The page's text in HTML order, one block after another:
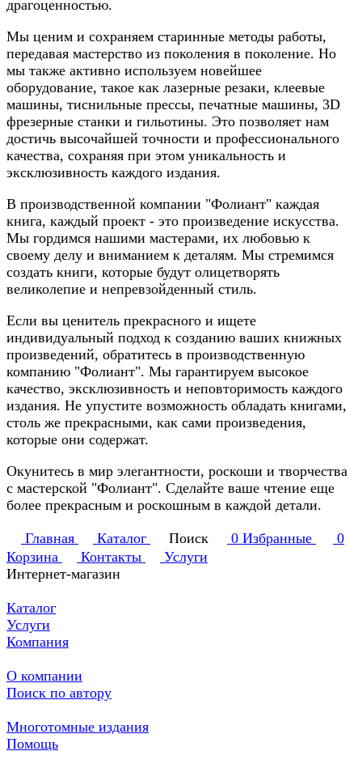
драгоценностью.
Мы ценим и сохраняем старинные методы работы,
передавая мастерство из поколения в поколение. Но
мы также активно используем новейшее
оборудование, такое как лазерные резаки, клеевые
машины, тиснильные прессы, печатные машины, 3D
фрезерные станки и гильотины. Это позволяет нам
достичь высочайшей точности и профессионального
качества, сохраняя при этом уникальность и
эксклюзивность каждого издания.
В производственной компании "Фолиант" каждая
книга, каждый проект - это произведение искусства.
Мы гордимся нашими мастерами, их любовью к
своему делу и вниманием к деталям. Мы стремимся
создать книги, которые будут олицетворять
великолепие и непревзойденный стиль.
Если вы ценитель прекрасного и ищете
индивидуальный подход к созданию ваших книжных
произведений, обратитесь в производственную
компанию "Фолиант". Мы гарантируем высокое
качество, эксклюзивность и неповторимость каждого
издания. Не упустите возможность обладать книгами,
столь же прекрасными, как сами произведения,
которые они содержат.
Окунитесь в мир элегантности, роскоши и творчества
с мастерской "Фолиант". Сделайте ваше чтение еще
более прекрасным и роскошным в каждой детали.
Главная Каталог Поиск 0 Избранные
0
Корзина
Контакты
Услуги
Интернет-магазин
Каталог
Услуги
Компания
О компании
Поиск по автору
Многотомные издания
Помощь